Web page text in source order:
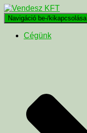
Navigáció be-/kikapcsolása
Cégünk